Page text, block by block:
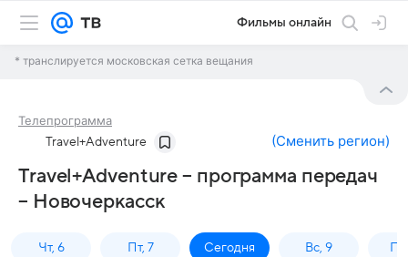
Фильмы онлайн
* транслируется московская сетка вещания
Телепрограмма
Travel+Adventure (Сменить регион)
Travel+Adventure – программа передач
– Новочеркасск
Чт, 6 Пт, 7 Сегодня Вс, 9